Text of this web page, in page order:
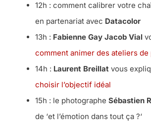
12h : comment calibrer votre
en partenariat avec Datacolor
13h : Fabienne Gay Jacob Vial
comment animer des ateliers de
14h : Laurent Breillat vous
choisir l’objectif idéal
15h : le photographe Sébastien
de ‘et l’émotion dans tout ça ?‘